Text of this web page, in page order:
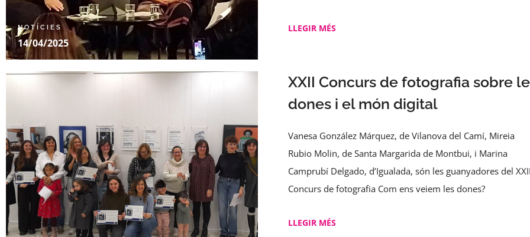
NOTÍCIES
14/04/2025
LLEGIR MÉS
XXII Concurs de fotografia sobre
dones i el món digital
Vanesa González Márquez, de Vilanova del Camí, Mireia
Rubio Molin, de Santa Margarida de Montbui, i Marina
Camprubí Delgado, d’Igualada, són les guanyadores del
Concurs de fotografia Com ens veiem les dones?
LLEGIR MÉS